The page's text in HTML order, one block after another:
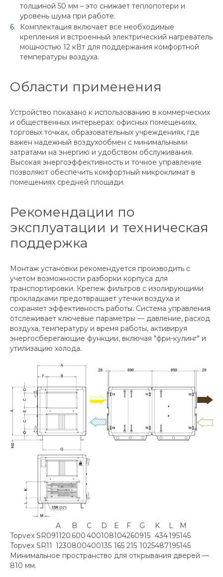
толщиной 50 мм – это снижает теплопотери и
уровень шума при работе.
Комплектация включает все необходимые
крепления и встроенный электрический нагреватель
мощностью 12 кВт для поддержания комфортной
температуры воздуха.
Области применения
Устройство показано к использованию в коммерческих
и общественных интерьерах: офисных помещениях,
торговых точках, образовательных учреждениях, где
важен надежный воздухообмен с минимальными
затратами на энергию и удобством обслуживания.
Высокая энергоэффективность и точное управление
позволяют обеспечить комфортный микроклимат в
помещениях средней площади.
Рекомендации по
эксплуатации и техническая
поддержка
Монтаж установки рекомендуется производить с
учетом возможности разборки корпуса для
транспортировки. Крепеж фильтров с изолирующими
прокладками предотвращает утечки воздуха и
сохраняет эффективность работы. Система управления
отслеживает ключевые параметры — давление, расход
воздуха, температуру и время работы, активируя
энергосберегающие функции, включая "фри-кулинг" и
утилизацию холода.
A B C D E F G K L
M
Topvex SR091120 600400108104260915 434195145
Topvex SR11 1230800400135 165 215 1025487195145
Минимальное пространство для открывания дверей —
810 мм.